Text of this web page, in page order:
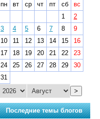
пн
вт ср чт пт сб
вс
1
2
3
4 5 6 7 8
9
10
11 12 13 14 15
16
17
18 19 20 21 22
23
24
25 26 27 28 29
30
31
>
Последние темы блогов